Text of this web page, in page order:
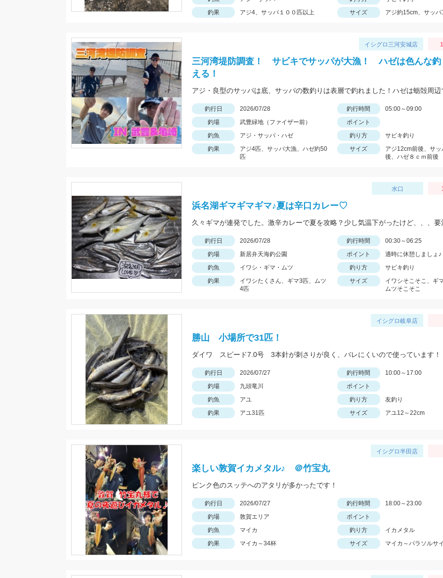
釣果
アジ4、サッパ１００匹以上 サイズ アジ約15cm、サッ
イシグロ三河安城店
三河湾堤防調査！ サビキでサッパが大漁！ ハゼは色んな釣
える！
釣行日 2026/07/28 釣行時間
05:00～09:00
釣場
武豊緑地（ファイザー前）
ポイント
釣魚
アジ・サッパ・ハゼ 釣り方
サビキ釣り
釣果
アジ4匹、サッパ大漁、ハゼ約50
匹
サイズ
アジ12cm前後、サ
後、ハゼ８ｃｍ前後
水口
浜名湖ギマギマギマ♪夏は辛口カレー♡
久々ギマが連発でした。激辛カレーで夏を攻略？少し気温下がったけど、、、要
釣行日 2026/07/28 釣行時間
00:30～06:25
釣場
新居弁天海釣公園 ポイント
適時に休憩しましょ♪
釣魚
イワシ・ギマ・ムツ 釣り方
サビキ釣り
釣果
イワシたくさん、ギマ3匹、ムツ
4匹
サイズ
イワシそこそこ、ギ
ムツそこそこ
イシグロ岐阜店
勝山 小場所で31匹！
ダイワ スピード7.0号 3本針が刺さりが良く、バレにくいので使っています！
釣行日 2026/07/27 釣行時間
10:00～17:00
釣場
九頭竜川
ポイント
釣魚
アユ 釣り方
友釣り
釣果
アユ31匹 サイズ アユ12～22cm
イシグロ半田店
楽しい敦賀イカメタル♪ ＠竹宝丸
ピンク色のスッテへのアタリが多かったです！
釣行日 2026/07/27 釣行時間
18:00～23:00
釣場
敦賀エリア
ポイント
釣魚
マイカ 釣り方
イカメタル
釣果
マイカ～34杯 サイズ マイカ～パラソルサ